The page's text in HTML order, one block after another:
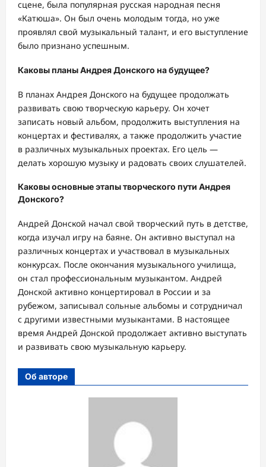
сцене, была популярная русская народная песня
«Катюша». Он был очень молодым тогда, но уже
проявлял свой музыкальный талант, и его выступление
было признано успешным.
Каковы планы Андрея Донского на будущее?
В планах Андрея Донского на будущее продолжать
развивать свою творческую карьеру. Он хочет
записать новый альбом, продолжить выступления на
концертах и фестивалях, а также продолжить участие
в различных музыкальных проектах. Его цель —
делать хорошую музыку и радовать своих слушателей.
Каковы основные этапы творческого пути Андрея
Донского?
Андрей Донской начал свой творческий путь в детстве,
когда изучал игру на баяне. Он активно выступал на
различных концертах и участвовал в музыкальных
конкурсах. После окончания музыкального училища,
он стал профессиональным музыкантом. Андрей
Донской активно концертировал в России и за
рубежом, записывал сольные альбомы и сотрудничал
с другими известными музыкантами. В настоящее
время Андрей Донской продолжает активно выступать
и развивать свою музыкальную карьеру.
Об авторе